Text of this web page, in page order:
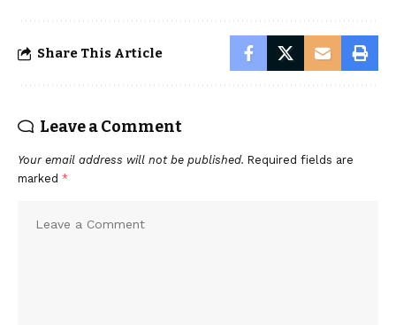
Share This Article
Leave a Comment
Your email address will not be published. Required fields are
marked *